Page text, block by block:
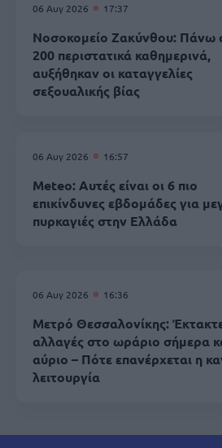
06 Αυγ 2026 17:37
Νοσοκομείο Ζακύνθου: Πάνω
200 περιστατικά καθημερινά,
αυξήθηκαν οι καταγγελίες
σεξουαλικής βίας
06 Αυγ 2026 16:57
Meteo: Αυτές είναι οι 6 πιο
επικίνδυνες εβδομάδες για
πυρκαγιές στην Ελλάδα
06 Αυγ 2026 16:36
Μετρό Θεσσαλονίκης:
αλλαγές στο ωράριο σήμερα
αύριο – Πότε επανέρχεται η
λειτουργία